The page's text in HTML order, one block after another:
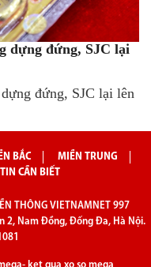
dựng đứng, SJC lại
đứng, SJC lại lên
BẮC
MIỀN TRUNG
CẦN BIẾT
THÔNG VIETNAMNET 997
2, Nam Đồng, Đống Đa, Hà Nội.